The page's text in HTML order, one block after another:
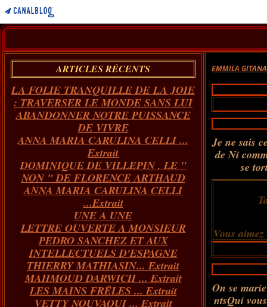
ARTICLES RÉCENTS
LA FOLIE TRANQUILLE DE LA JOIE
: TRAVERSER LE MONDE SANS LUI
ABANDONNER NOTRE PUISSANCE
DE VIVRE
ANNA MARIA CARULINA CELLI ...
Extrait
DOMINIQUE DE VILLEPIN , LE "
NON " DE FLORENCE ARTHAUD
ANNA MARIA CARULINA CELLI
...Extrait
UNE A UNE
LETTRE OUVERTE A MONSIEUR
PEDRO SANCHEZ ET AUX
INTELLECTUELS D'ESPAGNE
THIERRY MATHIASIN... Extrait
MAHMOUD DARWICH ... Extrait
LES MAINS FRÊLES ... Extrait
VETTY NOUVAQUI ... Extrait
EMMILA GITANA
Je ne sais
de Ni
se
Vous aimez
On se
ntsQui